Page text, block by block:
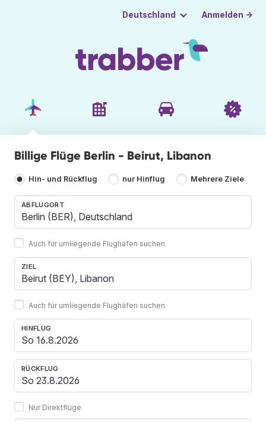
Deutschland Anmelden →
Billige Flüge Berlin - Beirut, Libanon
Hin- und Rückflug nur Hinflug Mehrere Ziele
ABFLUGORT
Auch für umliegende Flughäfen suchen
ZIEL
Auch für umliegende Flughäfen suchen
HINFLUG
RÜCKFLUG
Nur Direktflüge